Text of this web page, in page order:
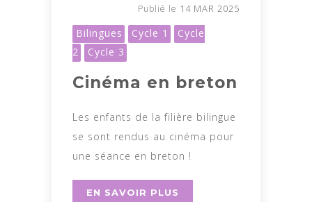
Publié le 14 MAR 2025
Bilingues Cycle 1
Cycle
2
Cycle 3
Cinéma en breton
Les enfants de la filière bilingue
se sont rendus au cinéma pour
une séance en breton !
EN SAVOIR PLUS